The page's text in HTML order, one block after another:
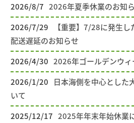
2026/8/7 2026年夏季休業のお知
2026/7/29
【重要】7/28に発生
配送遅延のお知らせ
2026/4/30 2026年ゴールデンウ
2026/1/20
日本海側を中心とした
いて
2025/12/17 2025年年末年始休業